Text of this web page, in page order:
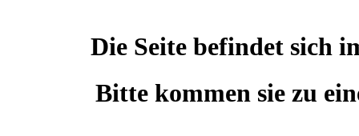
Die Seite befindet sich
Bitte kommen sie zu